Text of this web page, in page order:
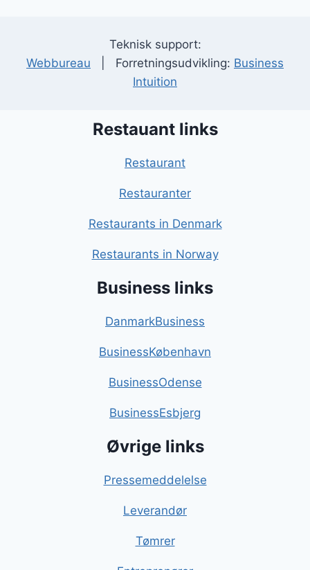
Teknisk support:
Webbureau | Forretningsudvikling: Business
Intuition
Restauant links
Restaurant
Restauranter
Restaurants in Denmark
Restaurants in Norway
Business links
DanmarkBusiness
BusinessKøbenhavn
BusinessOdense
BusinessEsbjerg
Øvrige links
Pressemeddelelse
Leverandør
Tømrer